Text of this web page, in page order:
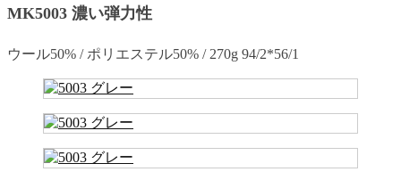
MK5003 濃い弾力性
ウール50% / ポリエステル50% / 270g 94/2*56/1